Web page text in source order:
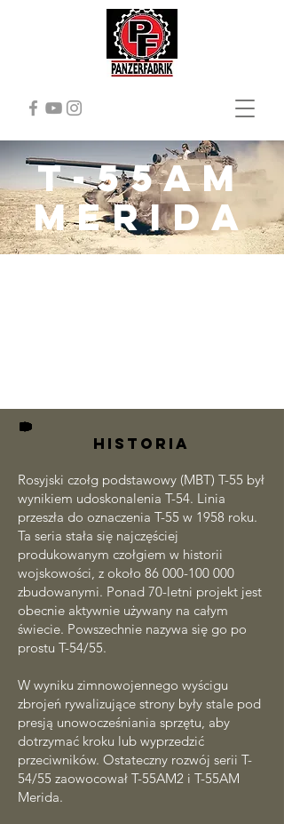
T-55AM
Merida
HISTORIA
Rosyjski czołg podstawowy (MBT) T-55 był
wynikiem udoskonalenia T-54. Linia
przeszła do oznaczenia T-55 w 1958 roku.
Ta seria stała się najczęściej
produkowanym czołgiem w historii
wojskowości, z około 86 000-100 000
zbudowanymi. Ponad 70-letni projekt jest
obecnie aktywnie używany na całym
świecie. Powszechnie nazywa się go po
prostu T-54/55.
W wyniku zimnowojennego wyścigu
zbrojeń rywalizujące strony były stale pod
presją unowocześniania sprzętu, aby
dotrzymać kroku lub wyprzedzić
przeciwników. Ostateczny rozwój serii T-
54/55 zaowocował T-55AM2 i T-55AM
Merida.